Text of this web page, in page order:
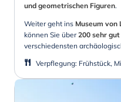
und geometrischen Figuren.
Weiter geht ins Museum von
können Sie über200 sehr
verschiedensten
Verpflegung: Frühstück,